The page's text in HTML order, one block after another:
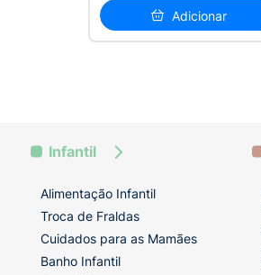
Adicionar
Infantil
Alimentação Infantil
Troca de Fraldas
Cuidados para as Mamães
Banho Infantil